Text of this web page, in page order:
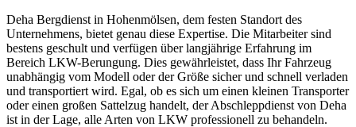
Deha Bergdienst in Hohenmölsen, dem festen Standort des
Unternehmens, bietet genau diese Expertise. Die Mitarbeiter sind
bestens geschult und verfügen über langjährige Erfahrung im
Bereich LKW-Berungung. Dies gewährleistet, dass Ihr Fahrzeug
unabhängig vom Modell oder der Größe sicher und schnell verladen
und transportiert wird. Egal, ob es sich um einen kleinen Transporter
oder einen großen Sattelzug handelt, der Abschleppdienst von Deha
ist in der Lage, alle Arten von LKW professionell zu behandeln.